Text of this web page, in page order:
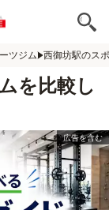
ツジム 西御坊駅のス
を比較し